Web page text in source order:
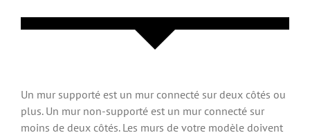
Un mur supporté est un mur connecté sur deux côtés ou
plus. Un mur non-supporté est un mur connecté sur
moins de deux côtés. Les murs de votre modèle doivent